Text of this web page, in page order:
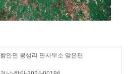
함안면 봉성리 면사무소 맞은편